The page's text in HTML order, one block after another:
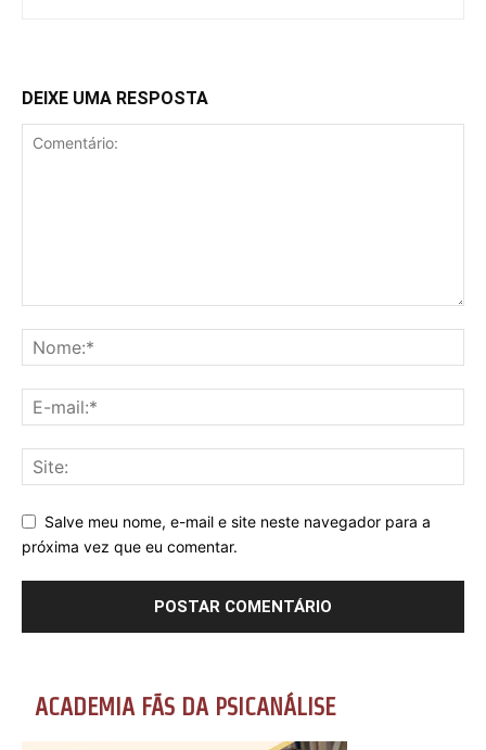
DEIXE UMA RESPOSTA
Salve meu nome, e-mail e site neste navegador para a
próxima vez que eu comentar.
ACADEMIA FÃS DA PSICANÁLISE